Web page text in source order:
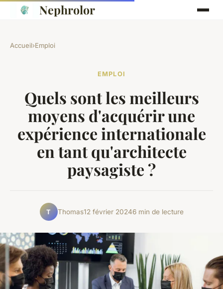
Nephrolor
Accueil›Emploi
EMPLOI
Quels sont les meilleurs
moyens d'acquérir une
expérience internationale
en tant qu'architecte
paysagiste ?
T Thomas12 février 20246 min de lecture